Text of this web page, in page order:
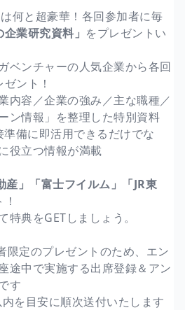
何と超豪華！各回参加者に毎
業研究資料」 をプレゼントい
ベンチャーの人気企業から各回
ント！
内容／企業の強み／主な職種／
ン情報」を整理した特別資料
準備に即活用できるだけでな
役立つ情報が満載
産」「富士フイルム」「JR東
典をGETしましょう。
限定のプレゼントのため、エン
途中で実施する出席登録＆アン
す
を目安に順次送付いたします